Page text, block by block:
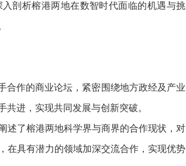
剖析榕港两地在数智时代面临的机遇与挑
合作的商业论坛，紧密围绕地方政经及产业
进，实现共同发展与创新突破。
述了榕港两地科学界与商界的合作现状，对
在具有潜力的领域加深交流合作，实现优势